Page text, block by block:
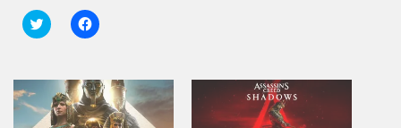
Clique
para
em
nova
janela)
Clique
para
em
nova
janela)